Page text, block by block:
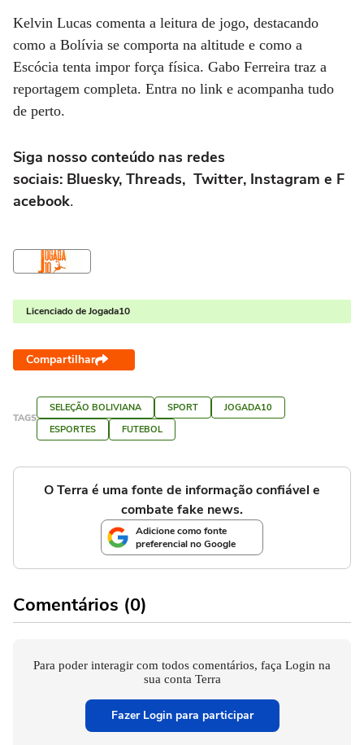
Kelvin Lucas comenta a leitura de jogo, destacando
como a Bolívia se comporta na altitude e como a
Escócia tenta impor força física. Gabo Ferreira traz a
reportagem completa. Entra no link e acompanha tudo
de perto.
Siga nosso conteúdo nas redes
sociais: Bluesky, Threads, Twitter, Instagram e F
acebook.
Licenciado de Jogada10
Compartilhar
TAGS
SELEÇÃO BOLIVIANA SPORT
JOGADA10
ESPORTES
FUTEBOL
O Terra é uma fonte de informação confiável e
combate fake news.
Adicione como fonte
preferencial no Google
Comentários (0)
Para poder interagir com todos comentários, faça Login na
sua conta Terra
Fazer Login para participar